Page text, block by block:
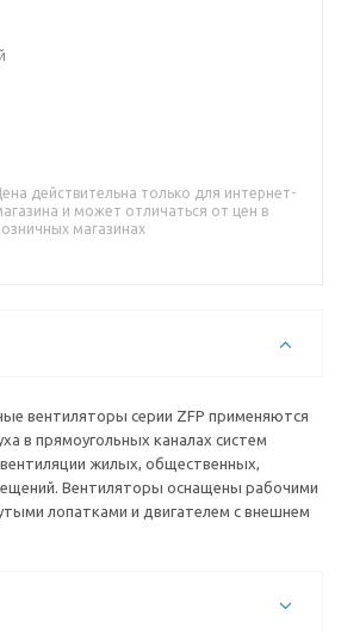
Цена действительна только для интернет-
и может отличаться от цен в
магазинах
вентиляторы серии ZFP применяются
в прямоугольных каналах систем
жилых, общественных,
Вентиляторы оснащены рабочими
лопатками и двигателем с внешнем